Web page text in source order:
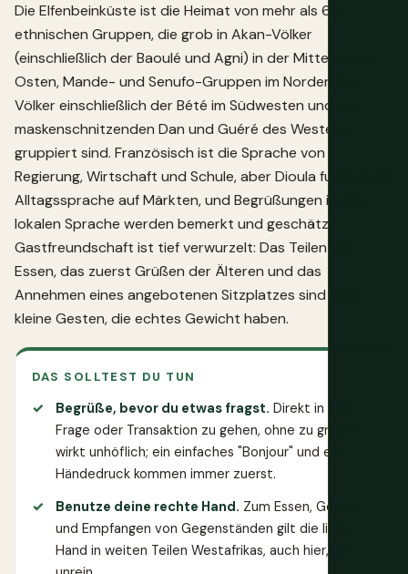
Die Elfenbeinküste ist die Heimat von mehr als 60
ethnischen Gruppen, die grob in Akan-Völker
(einschließlich der Baoulé und Agni) in der Mitte und im
Osten, Mande- und Senufo-Gruppen im Norden, Kru-
Völker einschließlich der Bété im Südwesten und die
maskenschnitzenden Dan und Guéré des Westens
gruppiert sind. Französisch ist die Sprache von
Regierung, Wirtschaft und Schule, aber Dioula fungiert als
Alltagssprache auf Märkten, und Begrüßungen in einer
lokalen Sprache werden bemerkt und geschätzt.
Gastfreundschaft ist tief verwurzelt: Das Teilen von
Essen, das zuerst Grüßen der Älteren und das
Annehmen eines angebotenen Sitzplatzes sind alles
kleine Gesten, die echtes Gewicht haben.
DAS SOLLTEST DU TUN
Begrüße, bevor du etwas fragst. Direkt in eine
Frage oder Transaktion zu gehen, ohne zu grüßen,
wirkt unhöflich; ein einfaches "Bonjour" und ein
Händedruck kommen immer zuerst.
Benutze deine rechte Hand. Zum Essen, Geben
und Empfangen von Gegenständen gilt die linke
Hand in weiten Teilen Westafrikas, auch hier, als